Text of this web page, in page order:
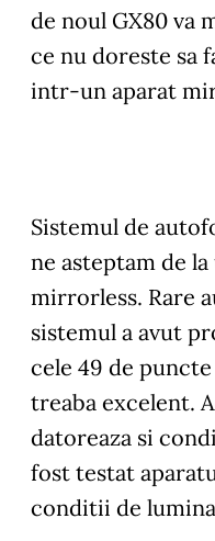
de noul GX80 va
ce nu doreste sa
intr-un aparat
Sistemul de
ne asteptam de
mirrorless. Rare
sistemul a avut
cele 49 de
treaba excelent.
datoreaza si
fost testat
conditii de